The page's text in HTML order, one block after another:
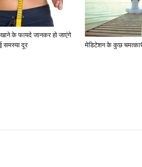
के फायदे जानकर हो जाएंगे
समस्या दूर
मेडिटेशन के कुछ